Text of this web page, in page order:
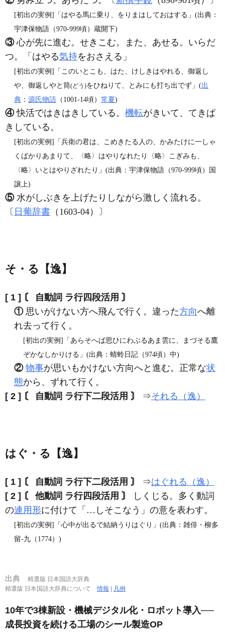
[初出の実例]「はやる馬に乗り、をりまはしておはする」(出典：
宇津保物語（970‐999頃）蔵開下)
③心が先に進む。せきこむ。また、あせる。いらだ
つ。「はやる気持をおさえる」
[初出の実例]「このいとこも、はた、けしきはやれる、御返し
や、御返しやと筒(どう)をひねりて、とみにも打ち出でず」(出
典 ： 源氏物語 （1001‐14頃） 常夏)
④快活ではきはきしている。 機転がきいて、てきぱ
きしている。
[初出の実例]「兵衛の君は、こめきたる人の、かみたけに一しゃ
くばかりあまりて、〈略〉はやりなれたり〈略〉こぎみも、
〈略〉いとはやりざれたり」(出典：宇津保物語（970‐999頃）国
譲上)
⑤水がしぶきを上げたりしながら激しく流れる。
〔 日葡辞書 （1603‐04）〕
そ・る【逸】
[ 1 ] 〘 自動詞 ラ行四段活用 〙
①思いがけない方へ飛んで行く。違った方向へ離
れ去って行く。
[初出の実例]「あらそへば思ひにわぶるあま雲に、まづそる鷹
ぞかなしかりける」(出典：蜻蛉日記（974頃）中)
② 物事が思いもかけない方向へと進む。正常な状
態から、ずれて行く。
[ 2 ] 〘 自動詞 ラ行下二段活用 〙 ⇒それる（逸）
はぐ・る【逸】
[ 1 ] 〘 自動詞 ラ行下二段活用 〙 ⇒はぐれる（逸）
[ 2 ] 〘 他動詞 ラ行四段活用 〙
しくじる。多く動詞
の連用形に付けて「…しそこなう」の意を表わす。
[初出の実例]「心中が出るで結納うりはぐり」(出典：雑俳・柳多
留‐九（1774）)
出典
精選版 日本国語大辞典
精選版 日本国語大辞典について情報 | 凡例
10年で3棟新設・機械デジタル化・ロボット導入──
成長投資を続ける工場のシール製造OP